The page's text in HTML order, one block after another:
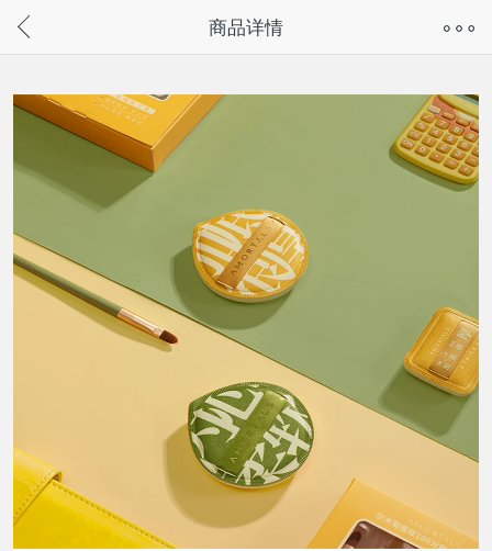
请通过微信或支付宝搜“奇兔客小程序”访问
商品详情